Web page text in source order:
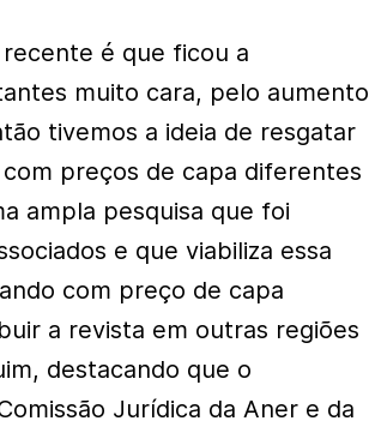
é que ficou a
muito cara, pelo aumento
tivemos a ideia de resgatar
preços de capa diferentes
ampla pesquisa que foi
e que viabiliza essa
com preço de capa
a revista em outras regiões
destacando que o
Jurídica da Aner e da